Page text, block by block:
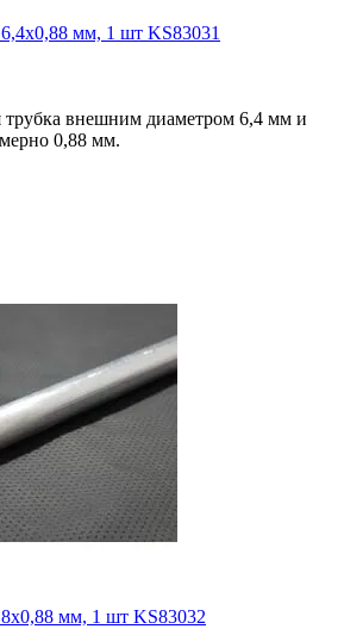
мм, 1 шт KS83031
трубка внешним диаметром 6,4 мм и
0,88 мм.
мм, 1 шт KS83032